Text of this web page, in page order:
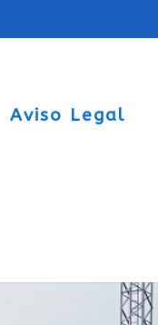
Aviso Legal